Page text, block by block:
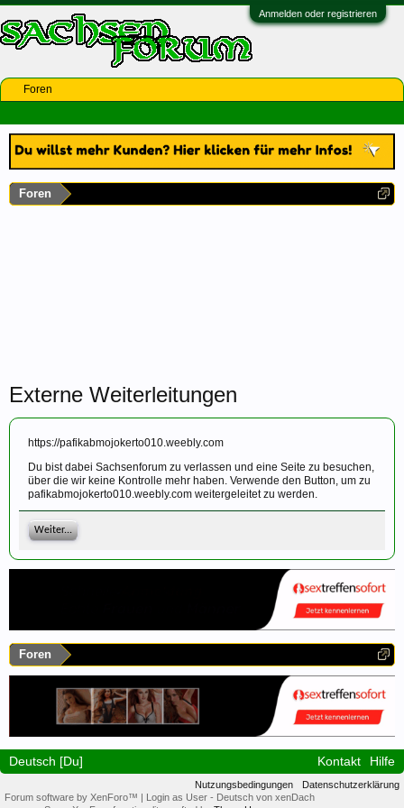
Anmelden oder registrieren
Foren
Externe Weiterleitungen
https://pafikabmojokerto010.weebly.com
Du bist dabei Sachsenforum zu verlassen und eine Seite zu besuchen,
über die wir keine Kontrolle mehr haben. Verwende den Button, um zu
pafikabmojokerto010.weebly.com weitergeleitet zu werden.
Weiter...
Foren
Foren
Deutsch [Du] Kontakt Hilfe
Nutzungsbedingungen
Datenschutzerklärung
Forum software by XenForo™ | Login as User - Deutsch von xenDach